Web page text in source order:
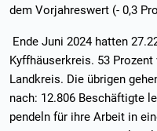
dem Vorjahreswert (- 0,3
Ende Juni 2024 hatten
Kyffhäuserkreis. 53
Landkreis. Die übrigen
nach: 12.806 Beschäftigte
pendeln für ihre Arbeit in